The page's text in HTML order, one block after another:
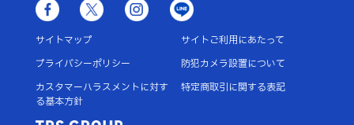
サイトマップ
サイトご利用にあたって
プライバシーポリシー
防犯カメラ設置について
カスタマーハラスメントに対す
る基本方針
特定商取引に関する表記